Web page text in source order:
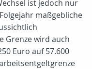
ist jedoch nur
maßgebliche
Grenze wird auch
Euro auf 57.600